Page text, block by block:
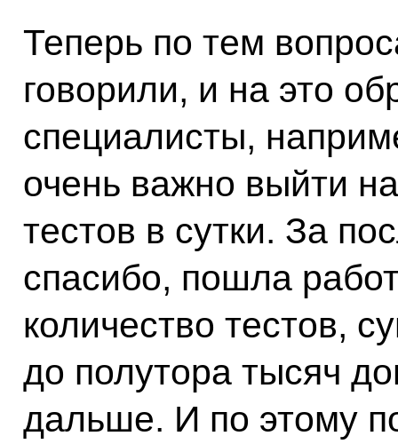
Теперь по тем
говорили, и на это
специалисты,
очень важно выйти
тестов в сутки. За
спасибо, пошла
количество тестов,
до полутора тысяч
дальше. И по этому